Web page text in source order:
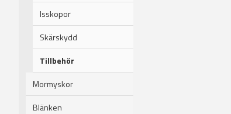
Isskopor
Skärskydd
Tillbehör
Mormyskor
Blänken